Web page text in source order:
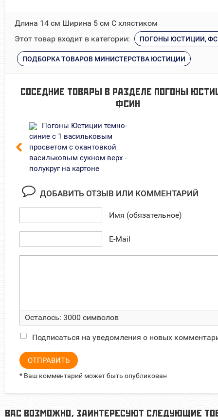
Длина 14 см Ширина 5 см С хлястиком
Этот товар входит в категории:
ПОГОНЫ ЮСТИЦИИ,
ПОДБОРКА ТОВАРОВ МИНИСТЕРСТВА ЮСТИЦИИ
СОСЕДНИЕ ТОВАРЫ В РАЗДЕЛЕ ПОГОНЫ
ФСИН
Погоны Юстиции темно-
синие с 1 васильковым
просветом с окантовкой
васильковым сукном верх -
полукруг на картоне
ДОБАВИТЬ ОТЗЫВ ИЛИ КОММЕНТАРИЙ
Имя (обязательное)
E-Mail
Осталось: 3000 символов
Подписаться на уведомления о новых
ОТПРАВИТЬ
* Ваш комментарий может быть опубликован
ВАС ВОЗМОЖНО, ЗАИНТЕРЕСУЮТ СЛЕДУЮЩИЕ